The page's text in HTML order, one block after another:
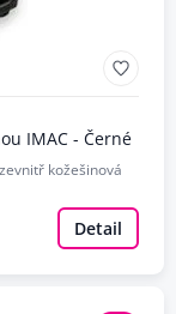
IMAC - Černé
kožešinová
Detail